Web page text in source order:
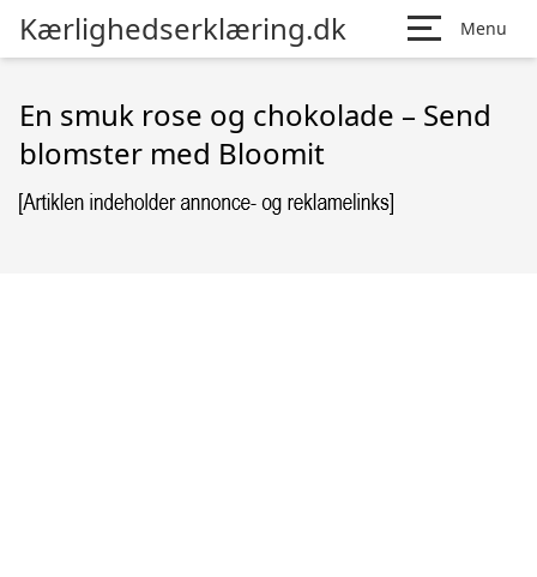
Kærlighedserklæring.dk Menu
En smuk rose og chokolade – Send
blomster med Bloomit